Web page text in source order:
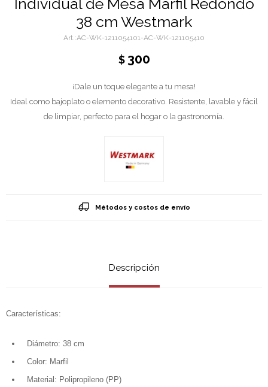
Individual de Mesa Marfil Redondo
38 cm Westmark
AC-WK-1211054101-AC-WK-121105410
$ 300
¡Dale un toque elegante a tu mesa!
Ideal como bajoplato o elemento decorativo. Resistente, lavable y fácil
de limpiar, perfecto para el hogar o la gastronomía.
Métodos y costos de envío
Descripción
Características:
Diámetro: 38 cm
Color: Marfil
Material: Polipropileno (PP)